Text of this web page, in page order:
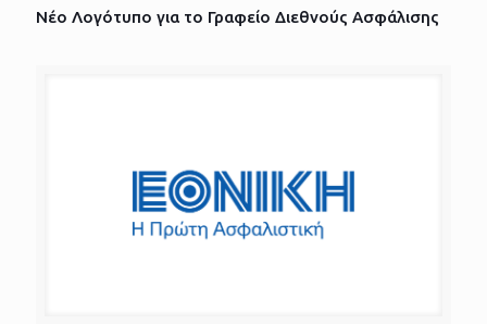
Νέο Λογότυπο για το Γραφείο Διεθνούς Ασφάλισης